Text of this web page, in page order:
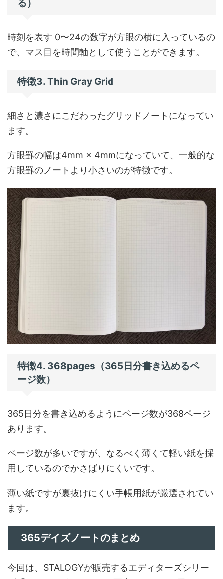
る）
時刻を表す 0〜24の数字が方眼の横に入っているの
で、マス目を時間軸として使うことができます。
特徴3. Thin Gray Grid
細さと濃さにこだわったグリッドノートになってい
ます。
方眼罫の幅は4mm × 4mmになっていて、一般的な
方眼罫のノートより小さいのが特徴です。
特徴4. 368pages（365日分書き込めるペ
ージ数）
365日分を書き込めるようにページ数が368ページ
あります。
ページ数が多いですが、なるべく薄くて軽い紙を採
用しているのでかさばりにくいです。
薄い紙ですが裏抜けにくい手帳用紙が厳選されてい
ます。
365デイズノートのまとめ
今回は、STALOGYが販売するエディターズシリー